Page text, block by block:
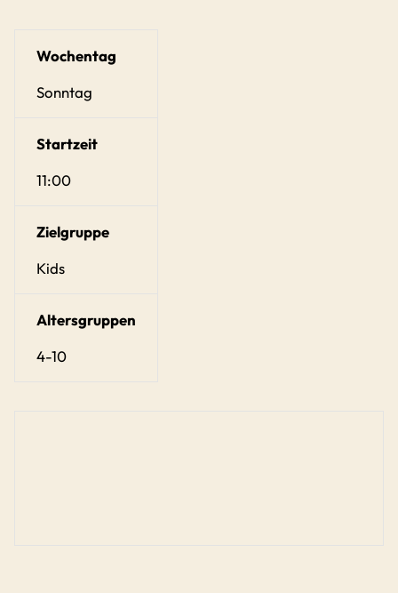
Wochentag
Sonntag
Startzeit
11:00
Zielgruppe
Kids
Altersgruppen
4-10